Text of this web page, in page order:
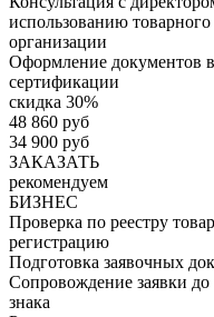
использованию
организации
Оформление документов
сертификации
скидка 30%
48 860 руб
34 900 руб
ЗАКАЗАТЬ
рекомендуем
БИЗНЕС
Проверка по реестру
регистрацию
Подготовка заявочных
Сопровождение заявки
знака